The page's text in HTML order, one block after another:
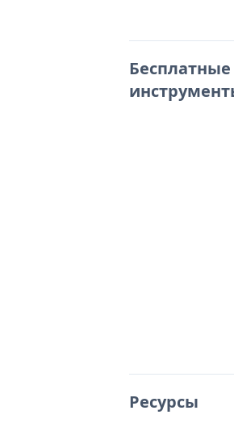
Бесплатные
Ресурсы